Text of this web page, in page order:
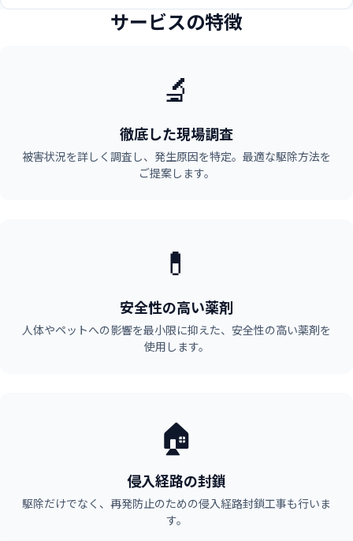
サービスの特徴
🔬
徹底した現場調査
被害状況を詳しく調査し、発生原因を特定。最適な駆除方法を
ご提案します。
💊
安全性の高い薬剤
人体やペットへの影響を最小限に抑えた、安全性の高い薬剤を
使用します。
🏠
侵入経路の封鎖
駆除だけでなく、再発防止のための侵入経路封鎖工事も行いま
す。